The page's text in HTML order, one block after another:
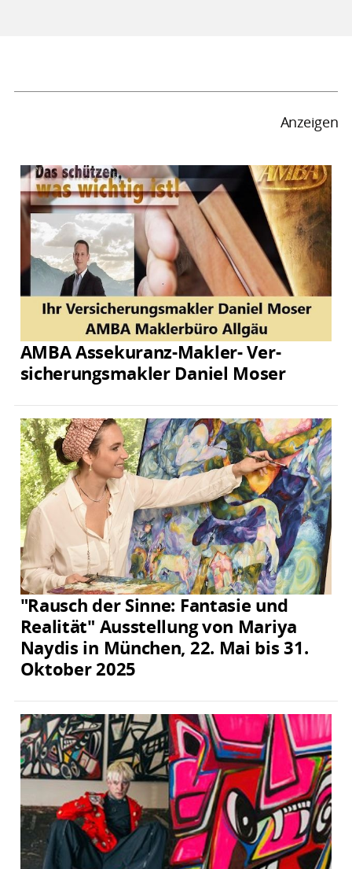
Anzeigen
AMBA Assekuranz-Makler- Ver­
sicherungs­makler Daniel Moser
"Rausch der Sinne: Fantasie und
Realität" Ausstellung von Mariya
Naydis in München, 22. Mai bis 31.
Oktober 2025